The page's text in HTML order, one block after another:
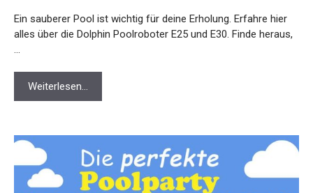
Ein sauberer Pool ist wichtig für deine Erholung. Erfahre hier
alles über die Dolphin Poolroboter E25 und E30. Finde heraus,
…
Weiterlesen…